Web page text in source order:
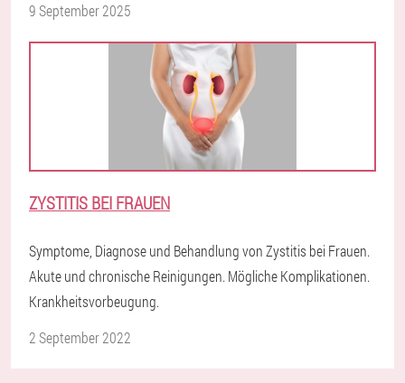
9 September 2025
ZYSTITIS BEI FRAUEN
Symptome, Diagnose und Behandlung von Zystitis bei Frauen.
Akute und chronische Reinigungen. Mögliche Komplikationen.
Krankheitsvorbeugung.
2 September 2022